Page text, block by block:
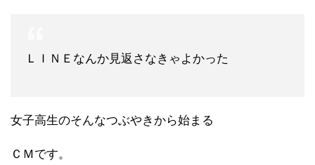
ＬＩＮＥなんか見返さなきゃよかった
女子高生のそんなつぶやきから始まる
ＣＭです。